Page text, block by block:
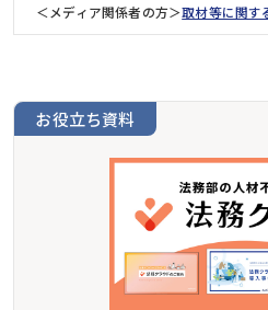
＜メディア関係者の方＞取材等に関す
お役立ち資料